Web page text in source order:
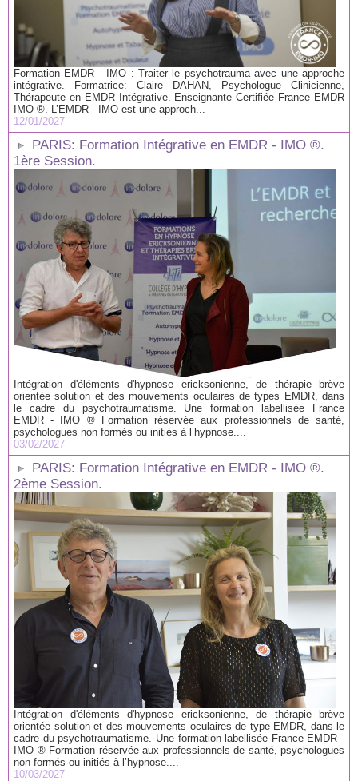
Formation EMDR - IMO : Traiter le psychotrauma avec une approche
intégrative. Formatrice: Claire DAHAN, Psychologue Clinicienne,
Thérapeute en EMDR Intégrative. Enseignante Certifiée France EMDR
IMO ®. L’EMDR - IMO est une approch...
12/01/2027
PARIS: Formation Intégrative en EMDR - IMO ®.
1ère Session.
Intégration d'éléments d'hypnose ericksonienne, de thérapie brève
orientée solution et des mouvements oculaires de types EMDR, dans
le cadre du psychotraumatisme. Une formation labellisée France
EMDR - IMO ® Formation réservée aux professionnels de santé,
psychologues non formés ou initiés à l’hypnose....
03/02/2027
PARIS: Formation Intégrative en EMDR - IMO ®.
2ème Session.
Intégration d'éléments d'hypnose ericksonienne, de thérapie brève
orientée solution et des mouvements oculaires de type EMDR, dans le
cadre du psychotraumatisme. Une formation labellisée France EMDR -
IMO ® Formation réservée aux professionnels de santé, psychologues
non formés ou initiés à l’hypnose....
10/03/2027